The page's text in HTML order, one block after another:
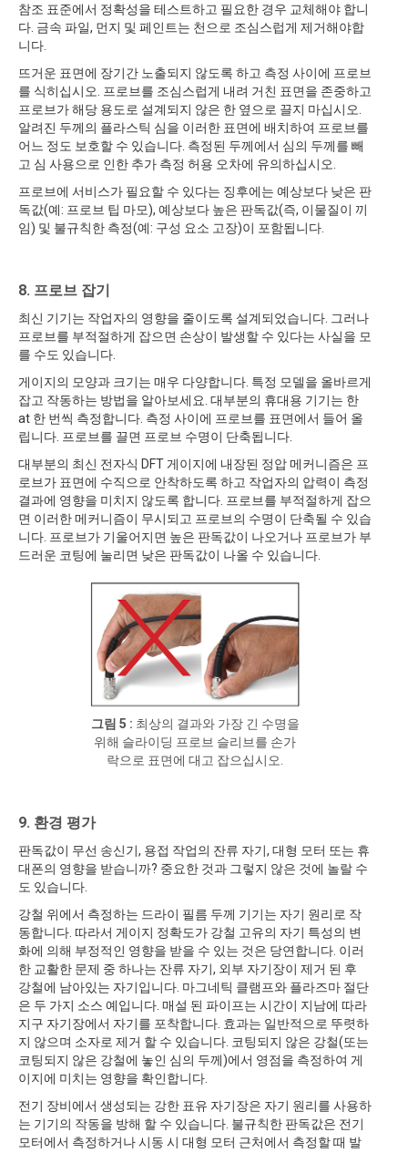
참조 표준에서 정확성을 테스트하고 필요한 경우 교체해야 합니
다. 금속 파일, 먼지 및 페인트는 천으로 조심스럽게 제거해야합
니다.
뜨거운 표면에 장기간 노출되지 않도록 하고 측정 사이에 프로브
를 식히십시오. 프로브를 조심스럽게 내려 거친 표면을 존중하고
프로브가 해당 용도로 설계되지 않은 한 옆으로 끌지 마십시오.
알려진 두께의 플라스틱 심을 이러한 표면에 배치하여 프로브를
어느 정도 보호할 수 있습니다. 측정된 두께에서 심의 두께를 빼
고 심 사용으로 인한 추가 측정 허용 오차에 유의하십시오.
프로브에 서비스가 필요할 수 있다는 징후에는 예상보다 낮은 판
독값(예: 프로브 팁 마모), 예상보다 높은 판독값(즉, 이물질이 끼
임) 및 불규칙한 측정(예: 구성 요소 고장)이 포함됩니다.
8. 프로브 잡기
최신 기기는 작업자의 영향을 줄이도록 설계되었습니다. 그러나
프로브를 부적절하게 잡으면 손상이 발생할 수 있다는 사실을 모
를 수도 있습니다.
게이지의 모양과 크기는 매우 다양합니다. 특정 모델을 올바르게
잡고 작동하는 방법을 알아보세요. 대부분의 휴대용 기기는 한
at 한 번씩 측정합니다. 측정 사이에 프로브를 표면에서 들어 올
립니다. 프로브를 끌면 프로브 수명이 단축됩니다.
대부분의 최신 전자식 DFT 게이지에 내장된 정압 메커니즘은 프
로브가 표면에 수직으로 안착하도록 하고 작업자의 압력이 측정
결과에 영향을 미치지 않도록 합니다. 프로브를 부적절하게 잡으
면 이러한 메커니즘이 무시되고 프로브의 수명이 단축될 수 있습
니다. 프로브가 기울어지면 높은 판독값이 나오거나 프로브가 부
드러운 코팅에 눌리면 낮은 판독값이 나올 수 있습니다.
그림 5 : 최상의 결과와 가장 긴 수명을
위해 슬라이딩 프로브 슬리브를 손가
락으로 표면에 대고 잡으십시오.
9. 환경 평가
판독값이 무선 송신기, 용접 작업의 잔류 자기, 대형 모터 또는 휴
대폰의 영향을 받습니까? 중요한 것과 그렇지 않은 것에 놀랄 수
도 있습니다.
강철 위에서 측정하는 드라이 필름 두께 기기는 자기 원리로 작
동합니다. 따라서 게이지 정확도가 강철 고유의 자기 특성의 변
화에 의해 부정적인 영향을 받을 수 있는 것은 당연합니다. 이러
한 교활한 문제 중 하나는 잔류 자기, 외부 자기장이 제거 된 후
강철에 남아있는 자기입니다. 마그네틱 클램프와 플라즈마 절단
은 두 가지 소스 예입니다. 매설 된 파이프는 시간이 지남에 따라
지구 자기장에서 자기를 포착합니다. 효과는 일반적으로 뚜렷하
지 않으며 소자로 제거 할 수 있습니다. 코팅되지 않은 강철(또는
코팅되지 않은 강철에 놓인 심의 두께)에서 영점을 측정하여 게
이지에 미치는 영향을 확인합니다.
전기 장비에서 생성되는 강한 표유 자기장은 자기 원리를 사용하
는 기기의 작동을 방해 할 수 있습니다. 불규칙한 판독값은 전기
모터에서 측정하거나 시동 시 대형 모터 근처에서 측정할 때 발